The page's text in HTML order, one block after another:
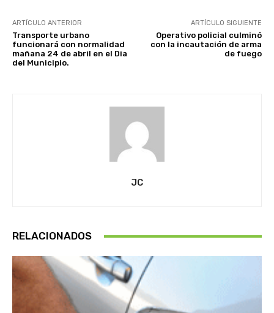
ARTÍCULO ANTERIOR
Transporte urbano
funcionará con normalidad
mañana 24 de abril en el Dia
del Municipio.
ARTÍCULO SIGUIENTE
Operativo policial culminó
con la incautación de arma
de fuego
JC
RELACIONADOS